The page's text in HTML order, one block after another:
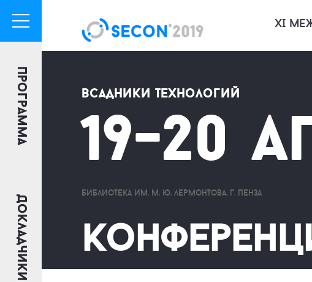
Программа
Докладчики
XI
Всадники технологий
19-20
библиотека им. м. ю. лермонтова, г. пенза